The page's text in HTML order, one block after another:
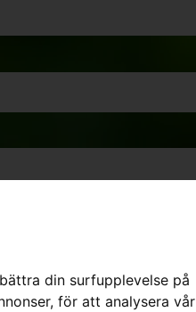
din surfupplevelse på
för att analysera vår